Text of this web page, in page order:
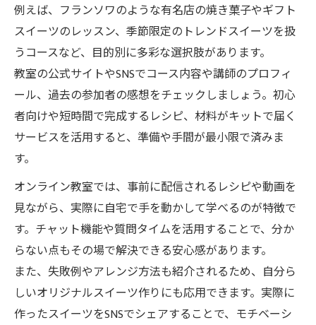
例えば、フランソワのような有名店の焼き菓子やギフト
スイーツのレッスン、季節限定のトレンドスイーツを扱
うコースなど、目的別に多彩な選択肢があります。
教室の公式サイトやSNSでコース内容や講師のプロフィ
ール、過去の参加者の感想をチェックしましょう。初心
者向けや短時間で完成するレシピ、材料がキットで届く
サービスを活用すると、準備や手間が最小限で済みま
す。
オンライン教室では、事前に配信されるレシピや動画を
見ながら、実際に自宅で手を動かして学べるのが特徴で
す。チャット機能や質問タイムを活用することで、分か
らない点もその場で解決できる安心感があります。
また、失敗例やアレンジ方法も紹介されるため、自分ら
しいオリジナルスイーツ作りにも応用できます。実際に
作ったスイーツをSNSでシェアすることで、モチベーシ